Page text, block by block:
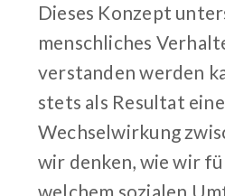
Dieses Konzept
menschliches
verstanden werden
stets als Resultat
Wechselwirkung
wir denken, wie wir
welchem sozialen